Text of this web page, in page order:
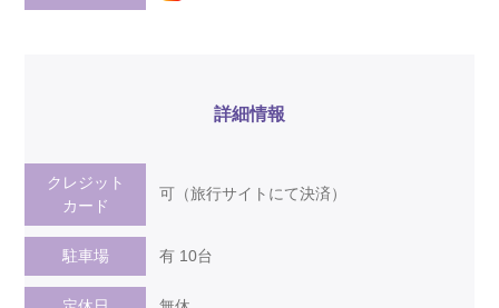
詳細情報
クレジット
カード
可（旅行サイトにて決済）
駐車場 有 10台